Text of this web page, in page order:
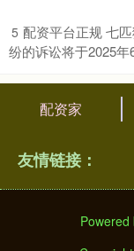
5 配资平台正规 七
纷的诉讼将于2025年
配资家
友情链接：
Powered